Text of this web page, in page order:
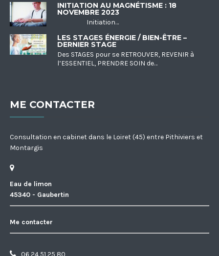
INITIATION AU MAGNÉTISME : 18
NOVEMBRE 2023
Initiation…
LES STAGES ÉNERGIE / BIEN-ÊTRE –
DERNIER STAGE
Des STAGES pour se RETROUVER, REVENIR à
l’ESSENTIEL, PRENDRE SOIN de…
ME CONTACTER
Consultation en cabinet dans le Loiret (45) entre Pithiviers et
Montargis
Eau de limon
45340 - Gaubertin
Me contacter
06 24 51 25 80